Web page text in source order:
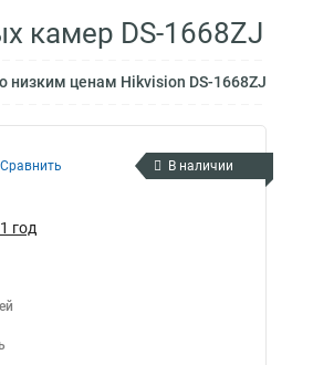
камер DS-1668ZJ
низким ценам Hikvision DS-1668ZJ
Сравнить В наличии
год